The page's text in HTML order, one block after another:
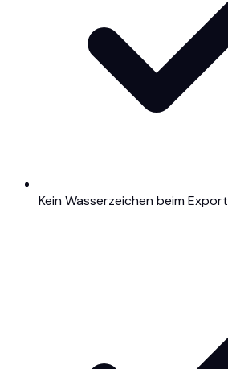
Kein Wasserzeichen beim Export